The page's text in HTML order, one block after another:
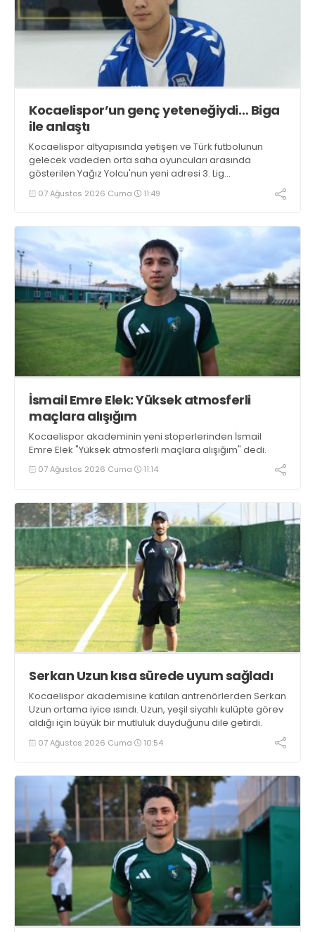
Kocaelispor’un genç yeteneğiydi… Biga
ile anlaştı
Kocaelispor altyapısında yetişen ve Türk futbolunun
gelecek vadeden orta saha oyuncuları arasında
gösterilen Yağız Yolcu'nun yeni adresi 3. Lig
takımlarından Bigaspor ile 1+1 yıllık anlaşma sağladı.
07 Ağustos 2026 Cuma 11:49
İsmail Emre Elek: Yüksek atmosferli
maçlara alışığım
Kocaelispor akademinin yeni stoperlerinden İsmail
Emre Elek "Yüksek atmosferli maçlara alışığım" dedi.
07 Ağustos 2026 Cuma 11:14
Serkan Uzun kısa sürede uyum sağladı
Kocaelispor akademisine katılan antrenörlerden Serkan
Uzun ortama iyice ısındı. Uzun, yeşil siyahlı kulüpte görev
aldığı için büyük bir mutluluk duyduğunu dile getirdi.
07 Ağustos 2026 Cuma 10:54